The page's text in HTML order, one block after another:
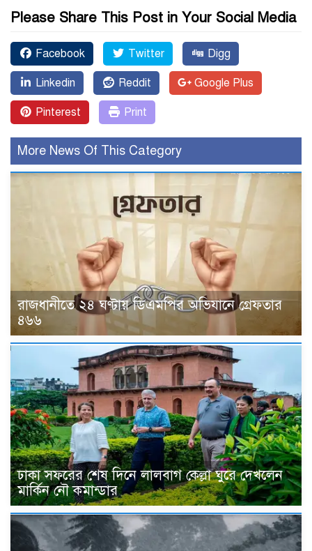
Please Share This Post in Your Social Media
Facebook Twitter Digg
Linkedin Reddit Google Plus
Pinterest Print
More News Of This Category
রাজধানীতে ২৪ ঘণ্টায় ডিএমপির অভিযানে গ্রেফতার
৪৬৬
ঢাকা সফরের শেষ দিনে লালবাগ কেল্লা ঘুরে দেখলেন
মার্কিন নৌ কমান্ডার